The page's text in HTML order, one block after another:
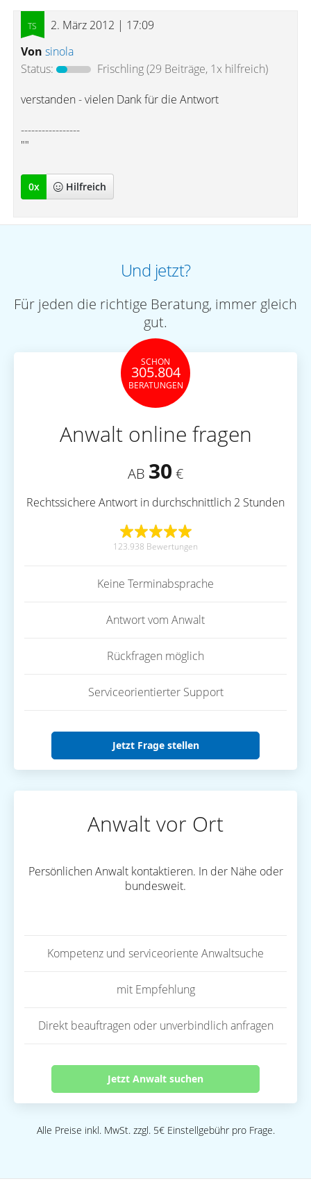
2. März 2012 | 17:09
Von sinola
Status:
Frischling(29 Beiträge, 1x hilfreich)
verstanden - vielen Dank für die Antwort
-----------------
""
0x Hilfreich
Und jetzt?
Für jeden die richtige Beratung, immer gleich
gut.
SCHON
305.804
BERATUNGEN
Anwalt online fragen
AB 30 €
Rechtssichere Antwort in durchschnittlich 2 Stunden
123.938 Bewertungen
Keine Terminabsprache
Antwort vom Anwalt
Rückfragen möglich
Serviceorientierter Support
Jetzt Frage stellen
Anwalt vor Ort
Persönlichen Anwalt kontaktieren. In der Nähe oder
bundesweit.
Kompetenz und serviceoriente Anwaltsuche
mit Empfehlung
Direkt beauftragen oder unverbindlich anfragen
Jetzt Anwalt suchen
Alle Preise inkl. MwSt. zzgl. 5€ Einstellgebühr pro Frage.